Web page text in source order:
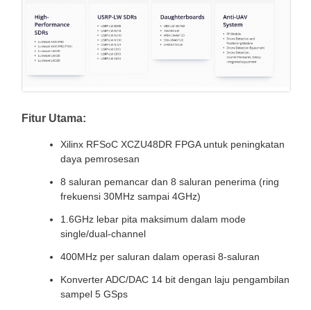
Fitur Utama:
Xilinx RFSoC XCZU48DR FPGA untuk peningkatan
daya pemrosesan
8 saluran pemancar dan 8 saluran penerima (ring
frekuensi 30MHz sampai 4GHz)
1.6GHz lebar pita maksimum dalam mode
single/dual-channel
400MHz per saluran dalam operasi 8-saluran
Konverter ADC/DAC 14 bit dengan laju pengambilan
sampel 5 GSps